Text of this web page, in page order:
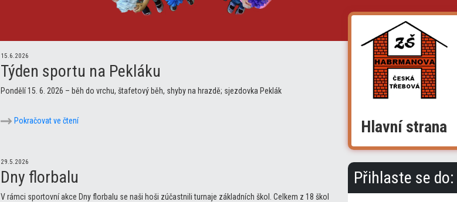
Hlavní strana
Přihlaste se do:
15.6.2026
Týden sportu na Pekláku
Pondělí 15. 6. 2026 – běh do vrchu, štafetový běh, shyby na hrazdě; sjezdovka Peklák
Pokračovat ve čtení
29.5.2026
Dny florbalu
V rámci sportovní akce Dny florbalu se naši hoši zúčastnili turnaje základních škol. Celkem z 18 škol